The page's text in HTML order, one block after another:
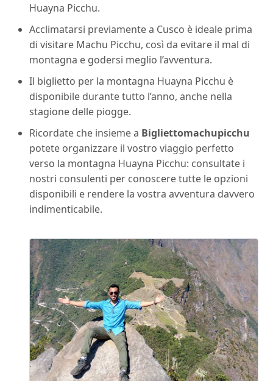
Huayna Picchu.
Acclimatarsi previamente a Cusco è ideale prima
di visitare Machu Picchu, così da evitare il mal di
montagna e godersi meglio l’avventura.
Il biglietto per la montagna Huayna Picchu è
disponibile durante tutto l’anno, anche nella
stagione delle piogge.
Ricordate che insieme a Bigliettomachupicchu
potete organizzare il vostro viaggio perfetto
verso la montagna Huayna Picchu: consultate i
nostri consulenti per conoscere tutte le opzioni
disponibili e rendere la vostra avventura davvero
indimenticabile.